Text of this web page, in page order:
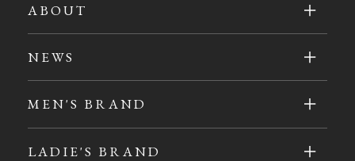
ABOUT
NEWS
MEN'S BRAND
LADIE'S BRAND